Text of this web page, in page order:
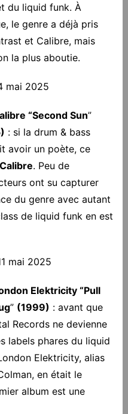
du liquid funk. À
le genre a déjà pris
et Calibre, mais
la plus aboutie.
mai 2025
“Second Sun”
: si la drum & bass
avoir un poète, ce
Calibre. Peu de
ont su capturer
du genre avec autant
de liquid funk en est
mai 2025
Elektricity “Pull
” (1999) : avant que
Records ne devienne
labels phares du liquid
Elektricity, alias
en était le
album est une